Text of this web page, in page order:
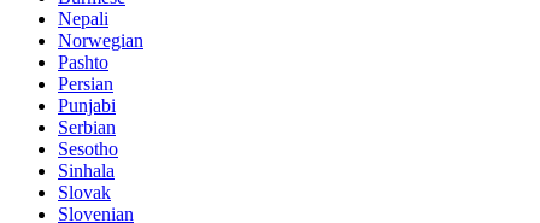
Nepali
Norwegian
Pashto
Persian
Punjabi
Serbian
Sesotho
Sinhala
Slovak
Slovenian